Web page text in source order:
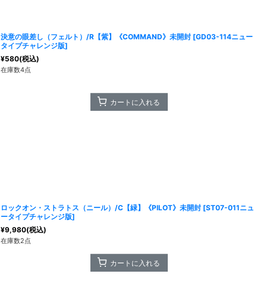
決意の眼差し（フェルト）/R【紫】《COMMAND》未開封 [GD03-114ニュー
タイプチャレンジ版]
¥580(税込)
在庫数4点
カートに入れる
ロックオン・ストラトス（ニール）/C【緑】《PILOT》未開封 [ST07-011ニュ
ータイプチャレンジ版]
¥9,980(税込)
在庫数2点
カートに入れる